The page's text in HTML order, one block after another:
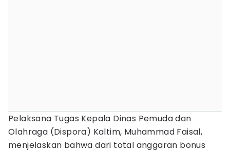
Pelaksana Tugas Kepala Dinas Pemuda dan
Olahraga (Dispora) Kaltim, Muhammad Faisal,
menjelaskan bahwa dari total anggaran bonus